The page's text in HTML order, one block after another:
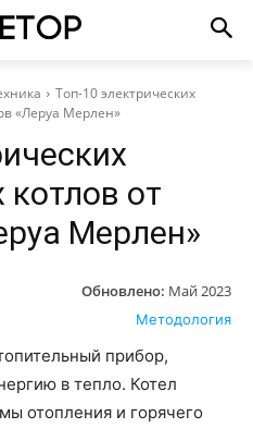
Топ-10 электрических
«Леруа Мерлен»
котлов от
Мерлен»
Обновлено: Май 2023
Методология
прибор,
в тепло. Котел
отопления и горячего